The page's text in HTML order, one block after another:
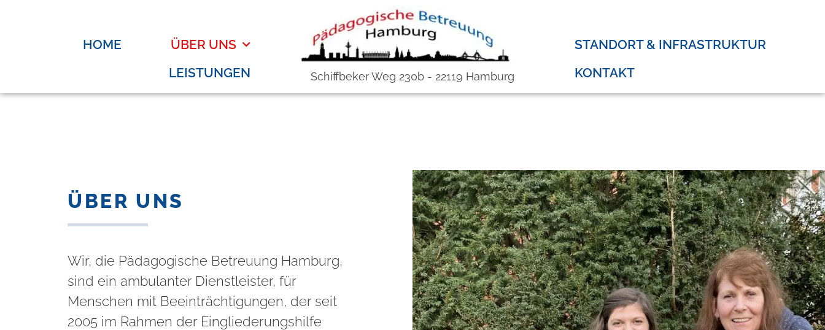
HOME
ÜBER UNS
LEISTUNGEN
Schiffbeker Weg 230b - 22119 Hamburg
STANDORT & INFRASTRUKTUR
KONTAKT
ÜBER UNS
Wir, die Pädagogische Betreuung Hamburg,
sind ein ambulanter Dienstleister, für
Menschen mit Beeinträchtigungen, der seit
2005 im Rahmen der Eingliederungshilfe